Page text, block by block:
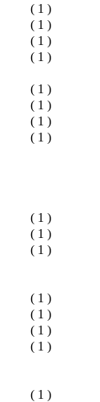
( 1 )
( 1 )
( 1 )
( 1 )
( 1 )
( 1 )
( 1 )
( 1 )
( 1 )
( 1 )
( 1 )
( 1 )
( 1 )
( 1 )
( 1 )
( 1 )